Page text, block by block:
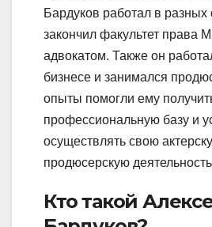
Бардуков работал в разных
закончил факультет права
адвокатом. Также он
бизнесе и занимался
опыты помогли ему
профессиональную базу и
осуществлять свою
продюсерскую
Кто такой